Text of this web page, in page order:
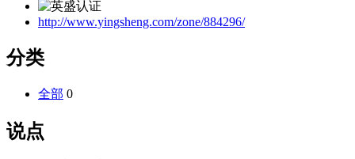
http://www.yingsheng.com/zone/884296/
分类
全部 0
说点